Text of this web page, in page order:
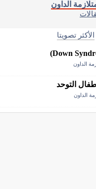
الداون
الأكثر تصويتا
الداون
التوحد
الداون